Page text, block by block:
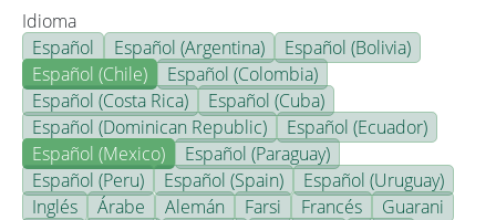
Idioma
Español
Español (Argentina)
Español (Bolivia)
Español (Chile)
Español (Colombia)
Español (Costa Rica)
Español (Cuba)
Español (Dominican Republic)
Español (Ecuador)
Español (Mexico)
Español (Paraguay)
Español (Peru)
Español (Spain)
Español (Uruguay)
Inglés
Árabe Alemán Farsi Francés
Guarani